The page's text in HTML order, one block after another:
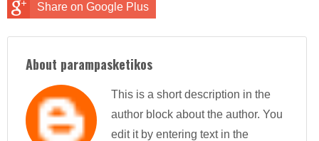
Share on Google Plus
About parampasketikos
This is a short description in the
author block about the author. You
edit it by entering text in the